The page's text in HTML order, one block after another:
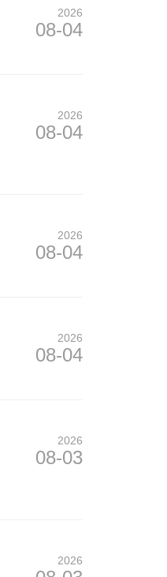
2026
08-04
2026
08-04
2026
08-04
2026
08-04
2026
08-03
2026